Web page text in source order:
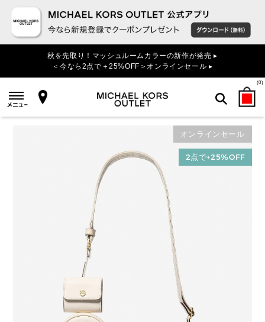
秋を先取り！マッシュルームカラーの新作が発売 ▸
＜今なら2点で＋25%OFF＞オンラインセール ▸
(0)
検索
オンラインセール
2点で+25%OFF